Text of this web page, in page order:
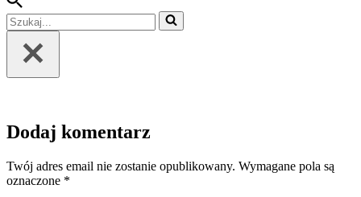
Szukaj...
Dodaj komentarz
Twój adres email nie zostanie opublikowany. Wymagane pola są
oznaczone *